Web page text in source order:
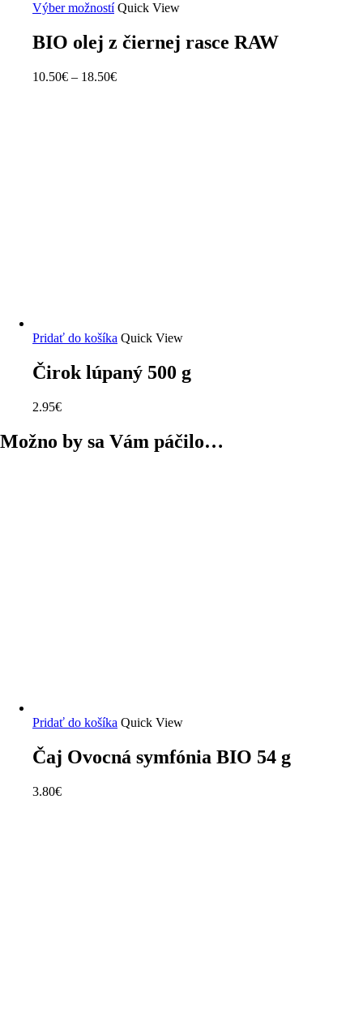
Výber možností Quick View
BIO olej z čiernej rasce RAW
10.50€ – 18.50€
Pridať do košíka Quick View
Čirok lúpaný 500 g
2.95€
Možno by sa Vám páčilo…
Pridať do košíka Quick View
Čaj Ovocná symfónia BIO 54 g
3.80€